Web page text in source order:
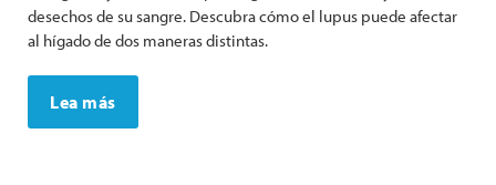
desechos de su sangre. Descubra cómo el lupus puede afectar
al hígado de dos maneras distintas.
Lea más